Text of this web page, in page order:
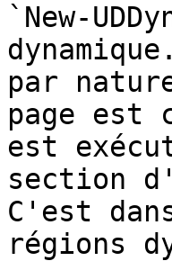
`New-
par
page est
est
section
C'est
régions